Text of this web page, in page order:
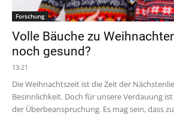
Forschung
Volle Bäuche zu
noch gesund?
13:21
Die Weihnachtszeit ist die Zeit der
Besinnlichkeit. Doch für unsere Verdauung
der Überbeanspruchung. Es mag sein, dass